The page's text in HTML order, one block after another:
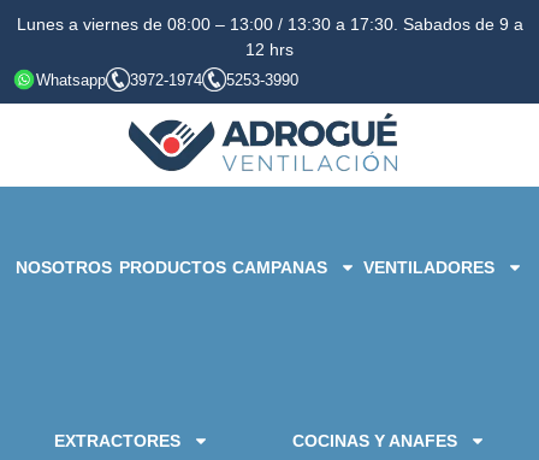
Lunes a viernes de 08:00 – 13:00 / 13:30 a 17:30. Sabados de 9 a
12 hrs
Whatsapp 3972-1974 5253-3990
NOSOTROS PRODUCTOS CAMPANAS VENTILADORES
EXTRACTORES COCINAS Y ANAFES